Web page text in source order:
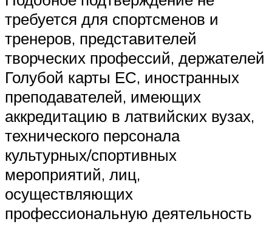
требуется для спортсменов и
тренеров, представителей
творческих профессий, держателей
Голубой карты ЕС, иностранных
преподавателей, имеющих
аккредитацию в латвийских вузах,
технического персонала
культурных/спортивных
мероприятий, лиц,
осуществляющих
профессиональную деятельность